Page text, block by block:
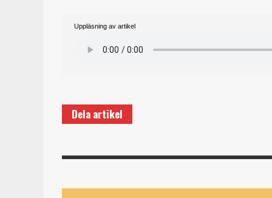
Uppläsning av artikel
Dela artikel